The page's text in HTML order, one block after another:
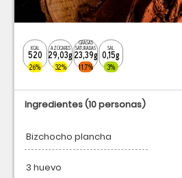
KCAL
520
26%
AZÚCARES
29,03g
32%
GRASAS
SATURADAS
23,39g
11.7%
SAL
0,15g
3%
Ingredientes(10 personas)
Bizchocho plancha
3 huevo